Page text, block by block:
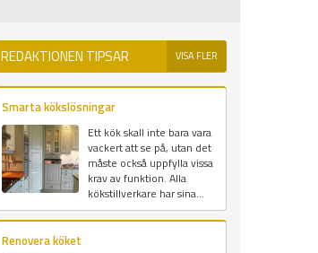
REDAKTIONEN TIPSAR VISA FLER
Smarta kökslösningar
Ett kök skall inte bara vara
vackert att se på, utan det
måste också uppfylla vissa
krav av funktion. Alla
kökstillverkare har sina...
Renovera köket